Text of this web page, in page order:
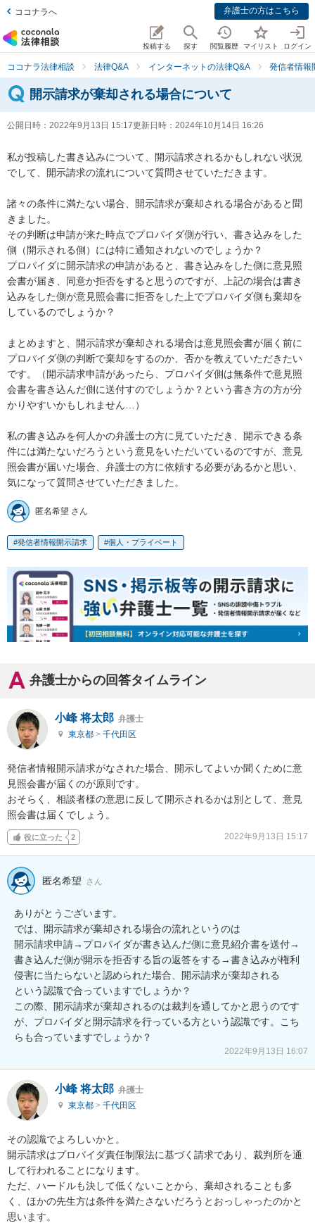
ココナラへ 弁護士の方はこちら
投稿する 探す 閲覧履歴 マイリスト ログイン
ココナラ法律相談 法律Q&A インターネットの法律Q&A 発信者情報
開示請求が棄却される場合について
公開日時： 2022年9月13日 15:17更新日時： 2024年10月14日 16:26
私が投稿した書き込みについて、開示請求されるかもしれない状況
でして、開示請求の流れについて質問させていただきます。
諸々の条件に満たない場合、開示請求が棄却される場合があると聞
きました。
その判断は申請が来た時点でプロパイダ側が行い、書き込みをした
側（開示される側）には特に通知されないのでしょうか？
プロパイダに開示請求の申請があると、書き込みをした側に意見照
会書が届き、同意か拒否をすると思うのですが、上記の場合は書き
込みをした側が意見照会書に拒否をした上でプロパイダ側も棄却を
しているのでしょうか？
まとめますと、開示請求が棄却される場合は意見照会書が届く前に
プロパイダ側の判断で棄却をするのか、否かを教えていただきたい
です。（開示請求申請があったら、プロパイダ側は無条件で意見照
会書を書き込んだ側に送付すのでしょうか？という書き方の方が分
かりやすいかもしれません…）
私の書き込みを何人かの弁護士の方に見ていただき、開示できる条
件には満たないだろうという意見をいただいているのですが、意見
照会書が届いた場合、弁護士の方に依頼する必要があるかと思い、
気になって質問させていただきました。
匿名希望 さん
発信者情報開示請求 個人・プライベート
弁護士からの回答タイムライン
小峰 将太郎 弁護士
東京都 > 千代田区
発信者情報開示請求がなされた場合、開示してよいか聞くために意
見照会書が届くのが原則です。
おそらく、相談者様の意思に反して開示されるかは別として、意見
照会書は届くでしょう。
役に立った 2 2022年9月13日 15:17
匿名希望 さん
ありがとうございます。
では、開示請求が棄却される場合の流れというのは
開示請求申請→プロパイダが書き込んだ側に意見紹介書を送付→
書き込んだ側が開示を拒否する旨の返答をする→書き込みが権利
侵害に当たらないと認められた場合、開示請求が棄却される
という認識で合っていますでしょうか？
この際、開示請求が棄却されるのは裁判を通してかと思うのです
が、プロパイダと開示請求を行っている方という認識です。こち
らも合っていますでしょうか？
2022年9月13日 16:07
小峰 将太郎 弁護士
東京都 > 千代田区
その認識でよろしいかと。
開示請求はプロバイダ責任制限法に基づく請求であり、裁判所を通
して行われることになります。
ただ、ハードルも決して低くないことから、棄却されることも多
く、ほかの先生方は条件を満たさないだろうとおっしゃったのかと
思います。